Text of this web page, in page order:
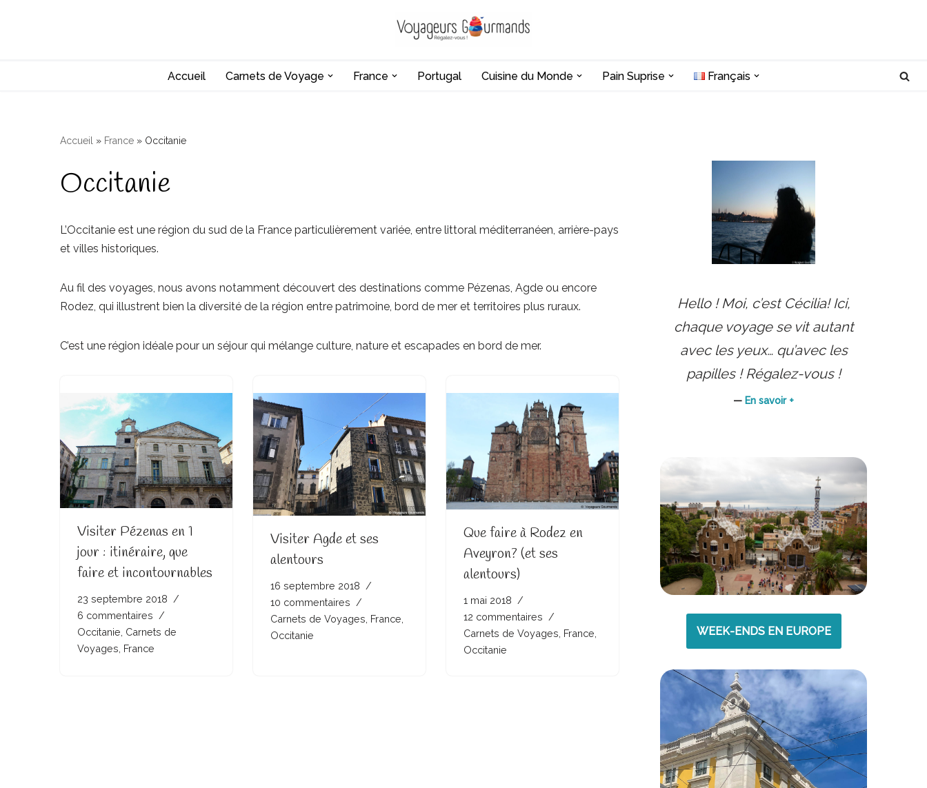
Accueil Carnets de Voyage France Portugal Cuisine du Monde Pain Suprise Français
Accueil » France » Occitanie
Occitanie
L’Occitanie est une région du sud de la France particulièrement variée, entre littoral méditerranéen, arrière-pays
et villes historiques.
Au fil des voyages, nous avons notamment découvert des destinations comme Pézenas, Agde ou encore
Rodez, qui illustrent bien la diversité de la région entre patrimoine, bord de mer et territoires plus ruraux.
C’est une région idéale pour un séjour qui mélange culture, nature et escapades en bord de mer.
Visiter Pézenas en 1
jour : itinéraire, que
faire et incontournables
23 septembre 2018
6 commentaires
Occitanie Carnets de
Voyages France
Visiter Agde et ses
alentours
16 septembre 2018
10 commentaires
Carnets de Voyages France
Occitanie
Que faire à Rodez en
Aveyron? (et ses
alentours)
1 mai 2018
12 commentaires
Carnets de Voyages France
Occitanie
Hello ! Moi, c’est Cécilia! Ici,
chaque voyage se vit autant
avec les yeux… qu’avec les
papilles ! Régalez-vous !
— En savoir +
WEEK-ENDS EN EUROPE